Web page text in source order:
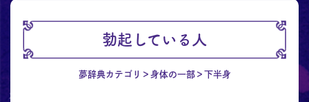
勃起している人
夢辞典カテゴリ 身体の一部 下半身